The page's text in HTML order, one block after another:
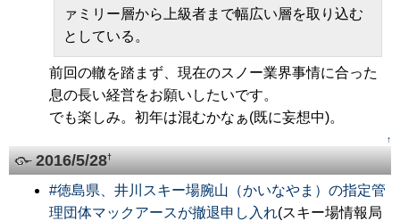
ァミリー層から上級者まで幅広い層を取り込む
としている。
前回の轍を踏まず、現在のスノー業界事情に合った
息の長い経営をお願いしたいです。
でも楽しみ。初年は混むかなぁ(既に妄想中)。
↑
2016/5/28†
#徳島県、井川スキー場腕山（かいなやま）の指定管
理団体マックアースが撤退申し入れ(スキー場情報局